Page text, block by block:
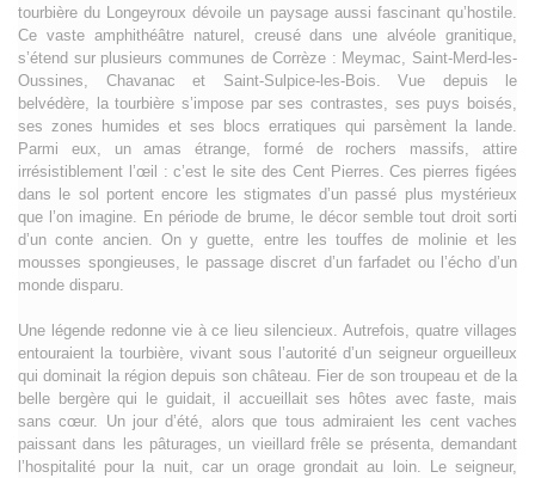
tourbière du Longeyroux dévoile un paysage aussi fascinant qu’hostile.
Ce vaste amphithéâtre naturel, creusé dans une alvéole granitique,
s’étend sur plusieurs communes de Corrèze : Meymac, Saint-Merd-les-
Oussines, Chavanac et Saint-Sulpice-les-Bois. Vue depuis le
belvédère, la tourbière s’impose par ses contrastes, ses puys boisés,
ses zones humides et ses blocs erratiques qui parsèment la lande.
Parmi eux, un amas étrange, formé de rochers massifs, attire
irrésistiblement l’œil : c’est le site des Cent Pierres. Ces pierres figées
dans le sol portent encore les stigmates d’un passé plus mystérieux
que l’on imagine. En période de brume, le décor semble tout droit sorti
d’un conte ancien. On y guette, entre les touffes de molinie et les
mousses spongieuses, le passage discret d’un farfadet ou l’écho d’un
monde disparu.
Une légende redonne vie à ce lieu silencieux. Autrefois, quatre villages
entouraient la tourbière, vivant sous l’autorité d’un seigneur orgueilleux
qui dominait la région depuis son château. Fier de son troupeau et de la
belle bergère qui le guidait, il accueillait ses hôtes avec faste, mais
sans cœur. Un jour d’été, alors que tous admiraient les cent vaches
paissant dans les pâturages, un vieillard frêle se présenta, demandant
l’hospitalité pour la nuit, car un orage grondait au loin. Le seigneur,